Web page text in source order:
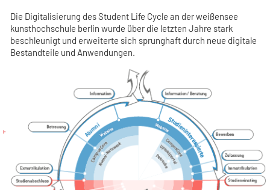
Die Digitalisierung des Student Life Cycle an der weißensee
kunsthochschule berlin wurde über die letzten Jahre stark
beschleunigt und erweiterte sich sprunghaft durch neue digitale
Bestandteile und Anwendungen.